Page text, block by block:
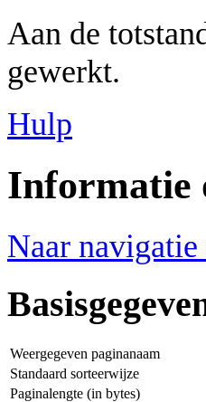
Aan de
gewerkt.
Hulp
Informatie
Naar navigatie
Weergegeven paginanaam
Standaard sorteerwijze
Paginalengte (in bytes)